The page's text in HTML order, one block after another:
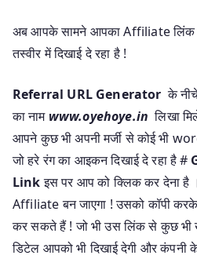
अब आपके सामने आपका Affiliate लिंक
तस्वीर में दिखाई दे रहा है !
Referral URL Generator के
का नाम www.oyehoye.in लिखा
आपने कुछ भी अपनी मर्जी से कोई भी
जो हरे रंग का आइकन दिखाई दे रहा है #
Linkइस पर आप को क्लिक कर देना
Affiliate बन जाएगा ! उसको कॉपी
कर सकते हैं ! जो भी उस लिंक से कुछ भी
डिटेल आपको भी दिखाई देगी और कंपनी